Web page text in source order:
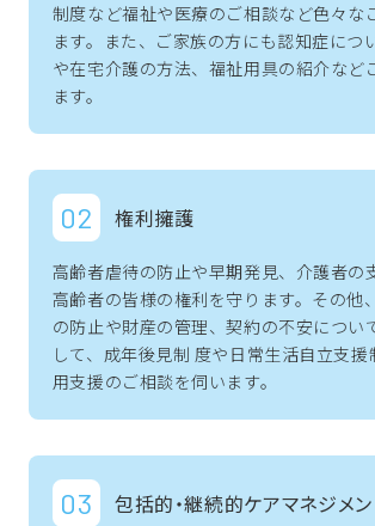
制度など福祉や医療のご相談など色々な
ます。また、ご家族の方にも認知症につ
や在宅介護の方法、福祉用具の紹介など
ます。
権利擁護
高齢者虐待の防止や早期発見、介護者の
高齢者の皆様の権利を守ります。その他
の防止や財産の管理、契約の不安につい
して、成年後見制 度や日常生活自立支
用支援のご相談を伺います。
包括的・継続的ケアマネジメ